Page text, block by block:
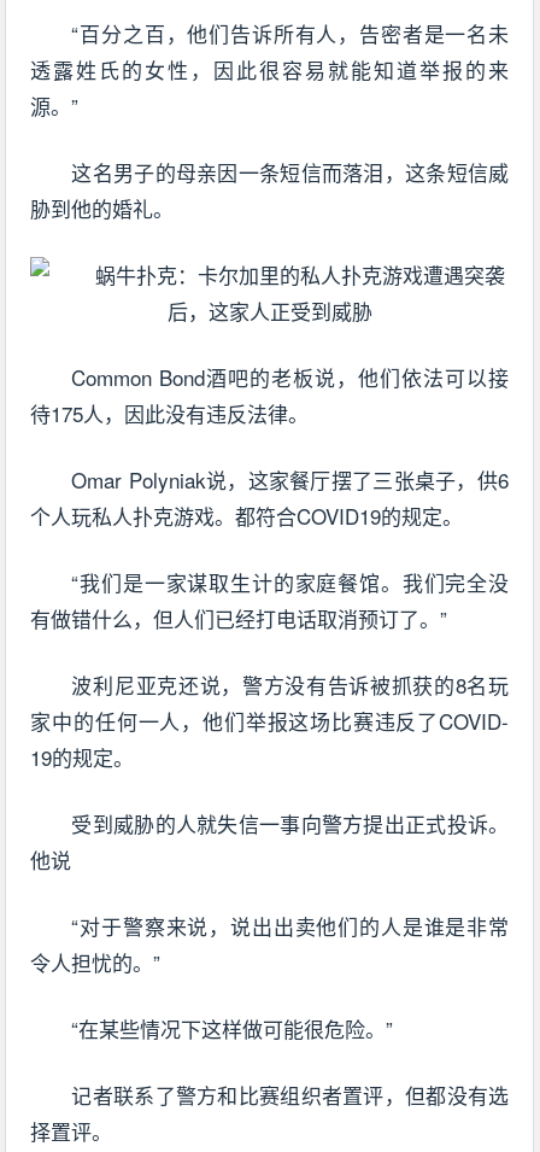
“百分之百，他们告诉所有人，告密者是一名未
透露姓氏的女性，因此很容易就能知道举报的来
源。”
这名男子的母亲因一条短信而落泪，这条短信威
胁到他的婚礼。
Common Bond酒吧的老板说，他们依法可以接
待175人，因此没有违反法律。
Omar Polyniak说，这家餐厅摆了三张桌子，供6
个人玩私人扑克游戏。都符合COVID19的规定。
“我们是一家谋取生计的家庭餐馆。我们完全没
有做错什么，但人们已经打电话取消预订了。”
波利尼亚克还说，警方没有告诉被抓获的8名玩
家中的任何一人，他们举报这场比赛违反了COVID-
19的规定。
受到威胁的人就失信一事向警方提出正式投诉。
他说
“对于警察来说，说出出卖他们的人是谁是非常
令人担忧的。”
“在某些情况下这样做可能很危险。”
记者联系了警方和比赛组织者置评，但都没有选
择置评。